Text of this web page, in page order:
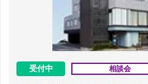
受付中 相談会